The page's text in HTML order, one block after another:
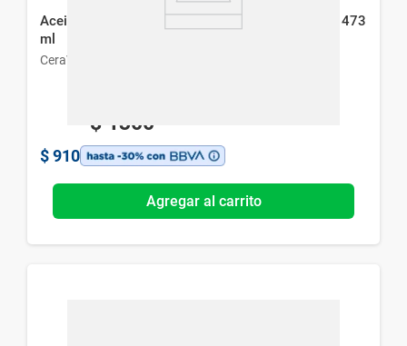
Aceite Limpiador CeraVe Espumoso Hidratante x 473
ml
CeraVe
$ 1300
$ 910
Agregar al carrito